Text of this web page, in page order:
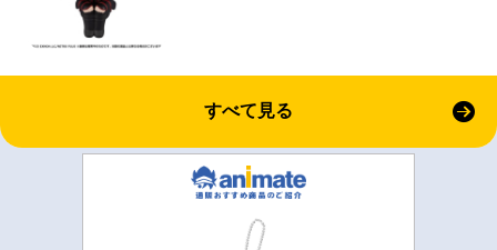
すべて見る